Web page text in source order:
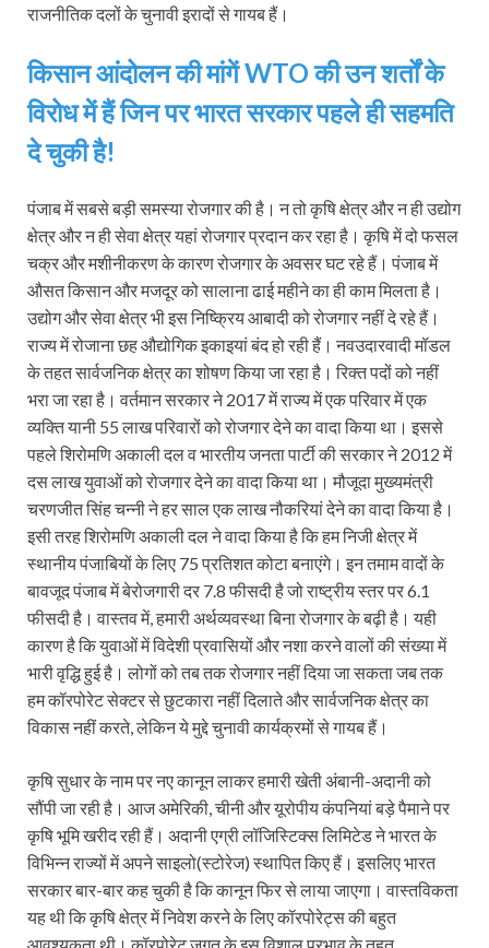
राजनीतिक दलों के चुनावी इरादों से गायब हैं।
किसान आंदोलन की मांगें WTO की उन शर्तों के
विरोध में हैं जिन पर भारत सरकार पहले ही सहमति
दे चुकी है!
पंजाब में सबसे बड़ी समस्या रोजगार की है। न तो कृषि क्षेत्र और न ही उद्योग
क्षेत्र और न ही सेवा क्षेत्र यहां रोजगार प्रदान कर रहा है। कृषि में दो फसल
चक्र और मशीनीकरण के कारण रोजगार के अवसर घट रहे हैं। पंजाब में
औसत किसान और मजदूर को सालाना ढाई महीने का ही काम मिलता है।
उद्योग और सेवा क्षेत्र भी इस निष्क्रिय आबादी को रोजगार नहीं दे रहे हैं।
राज्य में रोजाना छह औद्योगिक इकाइयां बंद हो रही हैं। नवउदारवादी मॉडल
के तहत सार्वजनिक क्षेत्र का शोषण किया जा रहा है। रिक्त पदों को नहीं
भरा जा रहा है। वर्तमान सरकार ने 2017 में राज्य में एक परिवार में एक
व्यक्ति यानी 55 लाख परिवारों को रोजगार देने का वादा किया था। इससे
पहले शिरोमणि अकाली दल व भारतीय जनता पार्टी की सरकार ने 2012 में
दस लाख युवाओं को रोजगार देने का वादा किया था। मौजूदा मुख्यमंत्री
चरणजीत सिंह चन्नी ने हर साल एक लाख नौकरियां देने का वादा किया है।
इसी तरह शिरोमणि अकाली दल ने वादा किया है कि हम निजी क्षेत्र में
स्थानीय पंजाबियों के लिए 75 प्रतिशत कोटा बनाएंगे। इन तमाम वादों के
बावजूद पंजाब में बेरोजगारी दर 7.8 फीसदी है जो राष्ट्रीय स्तर पर 6.1
फीसदी है। वास्तव में, हमारी अर्थव्यवस्था बिना रोजगार के बढ़ी है। यही
कारण है कि युवाओं में विदेशी प्रवासियों और नशा करने वालों की संख्या में
भारी वृद्धि हुई है। लोगों को तब तक रोजगार नहीं दिया जा सकता जब तक
हम कॉरपोरेट सेक्टर से छुटकारा नहीं दिलाते और सार्वजनिक क्षेत्र का
विकास नहीं करते, लेकिन ये मुद्दे चुनावी कार्यक्रमों से गायब हैं।
कृषि सुधार के नाम पर नए कानून लाकर हमारी खेती अंबानी-अदानी को
सौंपी जा रही है। आज अमेरिकी, चीनी और यूरोपीय कंपनियां बड़े पैमाने पर
कृषि भूमि खरीद रही हैं। अदानी एग्री लॉजिस्टिक्स लिमिटेड ने भारत के
विभिन्न राज्यों में अपने साइलो(स्टोरेज) स्थापित किए हैं। इसलिए भारत
सरकार बार-बार कह चुकी है कि कानून फिर से लाया जाएगा। वास्तविकता
यह थी कि कृषि क्षेत्र में निवेश करने के लिए कॉरपोरेट्स की बहुत